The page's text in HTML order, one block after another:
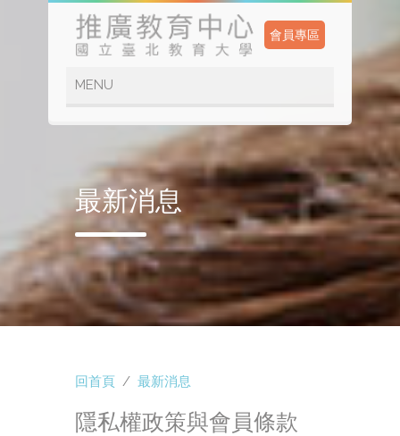
會員專區
最新消息
回首頁 / 最新消息
隱私權政策與會員條款